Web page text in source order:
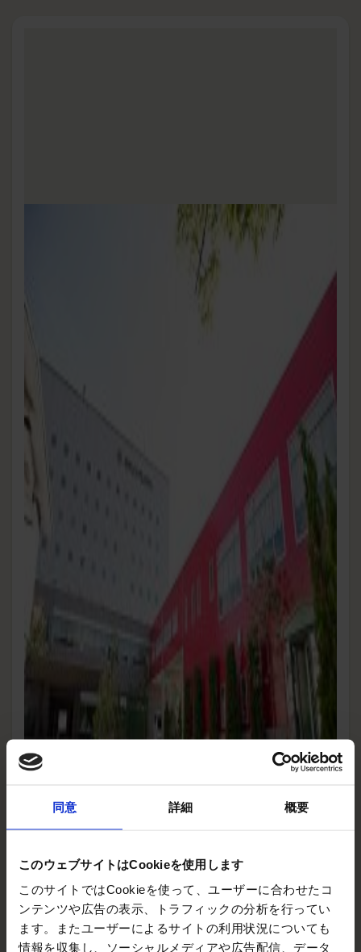
同意 詳細 概要
このウェブサイトはCookieを使用します
このサイトではCookieを使って、ユーザーに合わせたコ
ンテンツや広告の表示、トラフィックの分析を行ってい
ます。またユーザーによるサイトの利用状況についても
情報を収集し、ソーシャルメディアや広告配信、データ